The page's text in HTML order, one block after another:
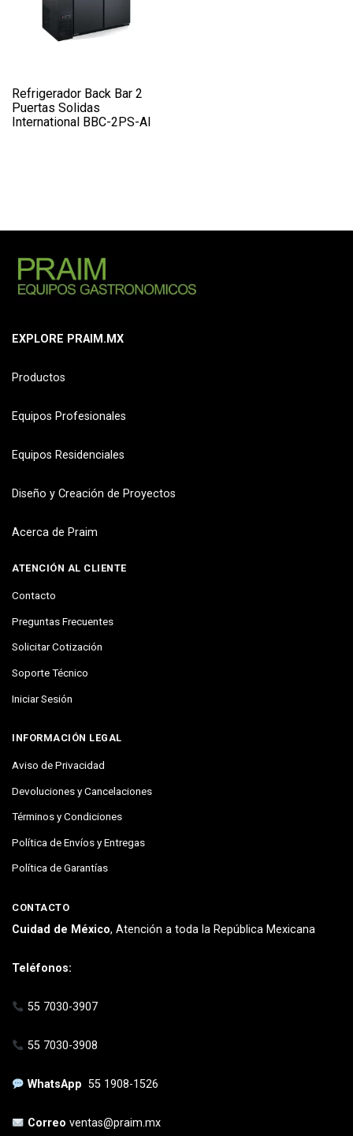
Refrigerador Back Bar 2
Puertas Solidas
International BBC-2PS-AI
EXPLORE PRAIM.MX
Productos
Equipos Profesionales
Equipos Residenciales
Diseño y Creación de Proyectos
Acerca de Praim
ATENCIÓN AL CLIENTE
Contacto
Preguntas Frecuentes
Solicitar Cotización
Soporte Técnico
Iniciar Sesión
INFORMACIÓN LEGAL
Aviso de Privacidad
Devoluciones y Cancelaciones
Términos y Condiciones
Política de Envíos y Entregas
Política de Garantías
CONTACTO
Cuidad de México, Atención a toda la República Mexicana
Teléfonos:
55 7030-3907
55 7030-3908
WhatsApp55 1908-1526
Correoventas@praim.mx